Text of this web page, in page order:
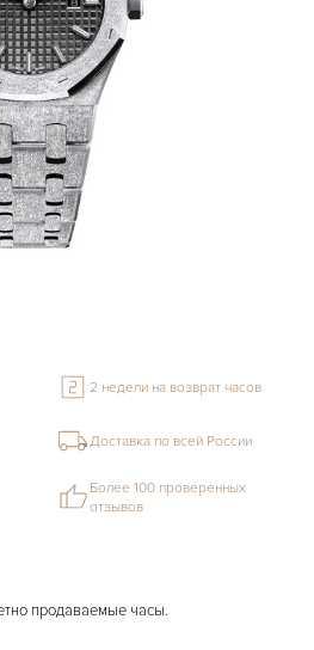
продаваемые часы.
2 недели на возврат часов
Доставка по всей России
Более 100 проверенных
отзывов